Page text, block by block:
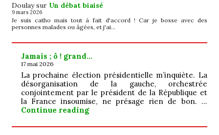
Doulaysur Un débat biaisé
9 mars 2026
Je suis catho mais tout à fait d'accord ! Car je bosse avec des
personnes malades ou âgées, et j'ai…
Jamais ; ô ! grand…
17 mai 2026
La prochaine élection présidentielle m’inquiète. La
désorganisation de la gauche, orchestrée
conjointement par le président de la République et
la France insoumise, ne présage rien de bon. …
Continue readingJamais ; ô ! grand…